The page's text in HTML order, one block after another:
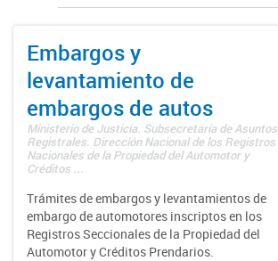
Embargos y
levantamiento de
embargos de autos
Ministerio de Justicia. Subsecretaría de Asuntos
Registrales. Dirección Nacional de los Registros
Nacionales de la Propiedad del Automotor y
Créditos ...
Trámites de embargos y levantamientos de
embargo de automotores inscriptos en los
Registros Seccionales de la Propiedad del
Automotor y Créditos Prendarios.